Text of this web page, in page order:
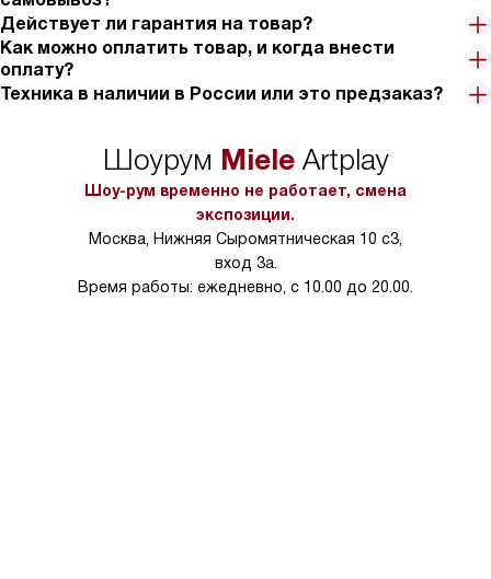
вентилятора, который помогает предотвратить перегрев
панели.
В целом, я очень доволен этой покупкой. Эта панель не только
удобна в использовании, но и значительно упрощает процесс
приготовления пищи. Она стала незаменимым помощником на
Действует ли гарантия на товар?
Как можно оплатить товар, и когда внести
оплату?
Техника в наличии в России или это предзаказ?
Шоурум MieleArtplay
Шоу-рум временно не работает, смена
экспозиции.
Москва, Нижняя Сыромятническая 10 с3,
вход 3а.
Время работы: ежедневно, с 10.00 до 20.00.